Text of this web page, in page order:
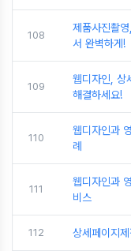
108
제품사진촬
서 완벽하게!
109
웹디자인, 상
해결하세요!
110
웹디자인과
례
111
웹디자인과
비스
112 상세페이지